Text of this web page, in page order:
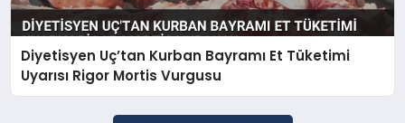
SAĞLIK
Diyetisyen Uç’tan Kurban Bayramı Et Tüketimi
Uyarısı Rigor Mortis Vurgusu